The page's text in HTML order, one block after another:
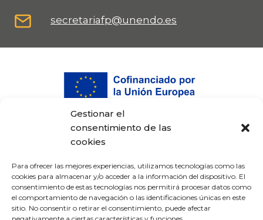
Gestionar el
consentimiento de las
cookies
Para ofrecer las mejores experiencias, utilizamos tecnologías como las
cookies para almacenar y/o acceder a la información del dispositivo. El
consentimiento de estas tecnologías nos permitirá procesar datos como
el comportamiento de navegación o las identificaciones únicas en este
sitio. No consentir o retirar el consentimiento, puede afectar
secretariafp@unendo.es
Proyecto cofinanciado por el Fondo Europeo